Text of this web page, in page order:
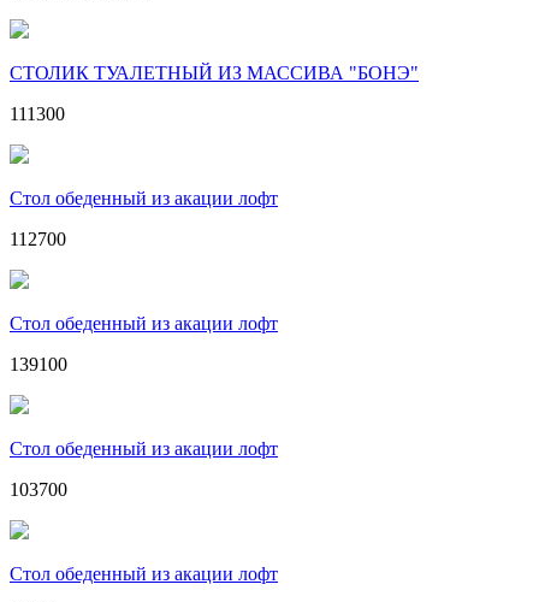
СТОЛИК ТУАЛЕТНЫЙ ИЗ МАССИВА "БОНЭ"
111300
Стол обеденный из акации лофт
112700
Стол обеденный из акации лофт
139100
Стол обеденный из акации лофт
103700
Стол обеденный из акации лофт